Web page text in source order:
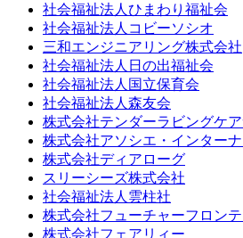
社会福祉法人ひまわり福祉会
社会福祉法人コビーソシオ
三和エンジニアリング株式会社
社会福祉法人日の出福祉会
社会福祉法人国立保育会
社会福祉法人森友会
株式会社テンダーラビングケ
株式会社アソシエ・インター
株式会社ディアローグ
スリーシーズ株式会社
社会福祉法人雲柱社
株式会社フューチャーフロン
株式会社フェアリィー